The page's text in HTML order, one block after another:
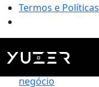
Termos e Políticas
Gestão de
negócio